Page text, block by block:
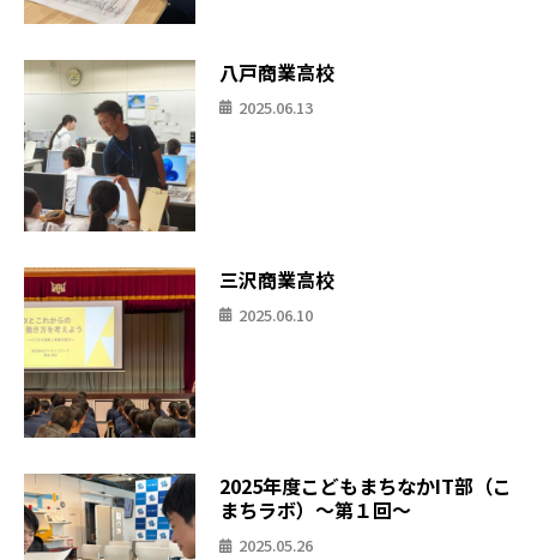
八戸商業高校
2025.06.13
三沢商業高校
2025.06.10
2025年度こどもまちなかIT部（こ
まちラボ）〜第１回〜
2025.05.26